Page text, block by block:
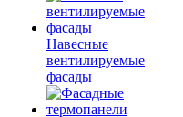
Навесные
вентилируемые
фасады